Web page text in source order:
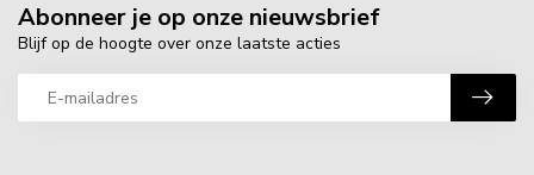
Abonneer je op onze nieuwsbrief
Blijf op de hoogte over onze laatste acties